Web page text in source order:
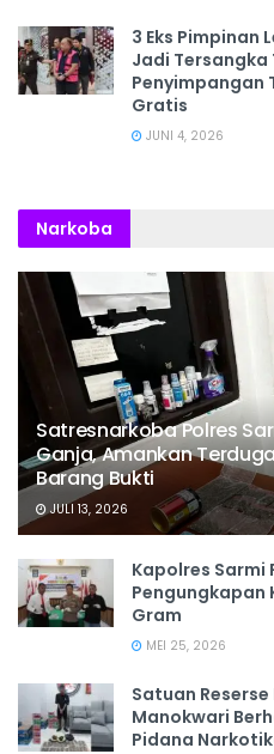
3 Eks Pimpinan
Jadi
Penyimpangan
Gratis
JUNI 4, 2026
Narkoba
Satresnarkoba Polres
Ganja, Amankan
Barang Bukti
JULI 13, 2026
Kapolres Sarmi
Pengungkapan
Gram
MEI 25, 2026
Satuan
Manokwari
Pidana